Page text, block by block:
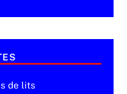
de lits